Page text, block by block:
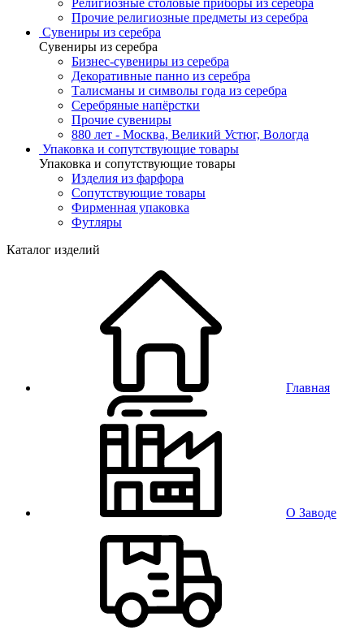
Религиозные столовые приборы из серебра
Прочие религиозные предметы из серебра
Сувениры из серебра
Сувениры из серебра
Бизнес-сувениры из серебра
Декоративные панно из серебра
Талисманы и символы года из серебра
Серебряные напёрстки
Прочие сувениры
880 лет - Москва, Великий Устюг, Вологда
Упаковка и сопутствующие товары
Упаковка и сопутствующие товары
Изделия из фарфора
Сопутствующие товары
Фирменная упаковка
Футляры
Каталог изделий
Главная
О Заводе